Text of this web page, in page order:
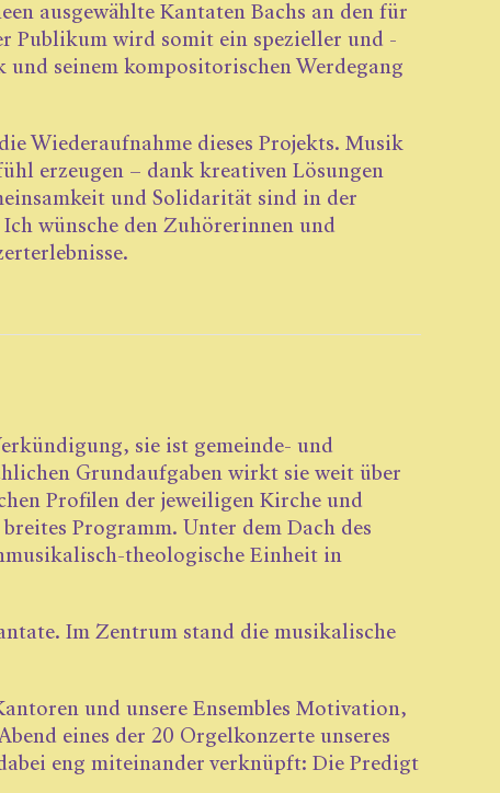
ausgewählte Kantaten Bachs an den für
Publikum wird somit ein spezieller und
und seinem kompositorischen ­Werdegang
Wiederaufnahme dieses Projekts. Musik
erzeugen – dank kreativen Lösungen
und Solidarität sind in der
wünsche den Zuhörerinnen und
sie ist gemeinde- und
Grundaufgaben wirkt sie weit über
Profilen der jeweiligen Kirche und
Programm. Unter dem Dach des
­theologische Einheit in
Im Zentrum stand die musikalische
und unsere Ensembles Motivation,
eines der 20 Orgel­­konzerte unseres
eng mit­ei­n­ander verknüpft: Die Predigt